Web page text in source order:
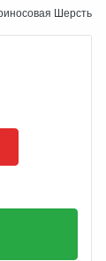
Шерсть